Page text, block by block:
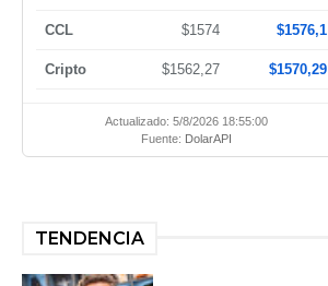
CCL $1574 $1576,1
Cripto $1562,27 $1570,29
Actualizado: 5/8/2026 18:55:00
Fuente: DolarAPI
TENDENCIA